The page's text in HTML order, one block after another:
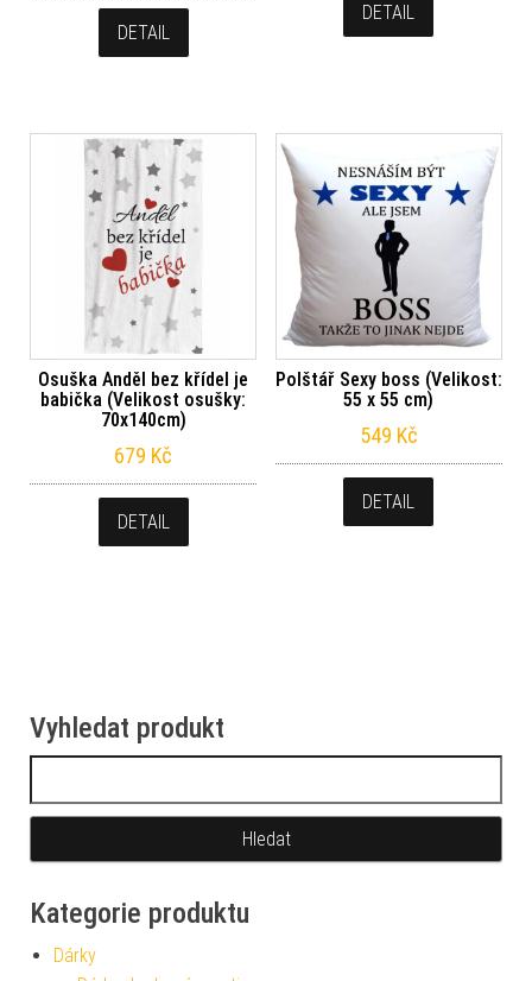
DETAIL
DETAIL
Osuška Anděl bez křídel je
babička (Velikost osušky:
70x140cm)
679 Kč
DETAIL
Polštář Sexy boss (Velikost:
55 x 55 cm)
549 Kč
DETAIL
Vyhledat produkt
Kategorie produktu
Dárky